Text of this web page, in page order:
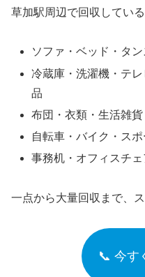
草加駅周辺で回収してい
ソファ・ベッド・タ
冷蔵庫・洗濯機・テ
品
布団・衣類・生活雑貨
自転車・バイク・ス
事務机・オフィスチ
一点から大量回収まで、
📞 今す